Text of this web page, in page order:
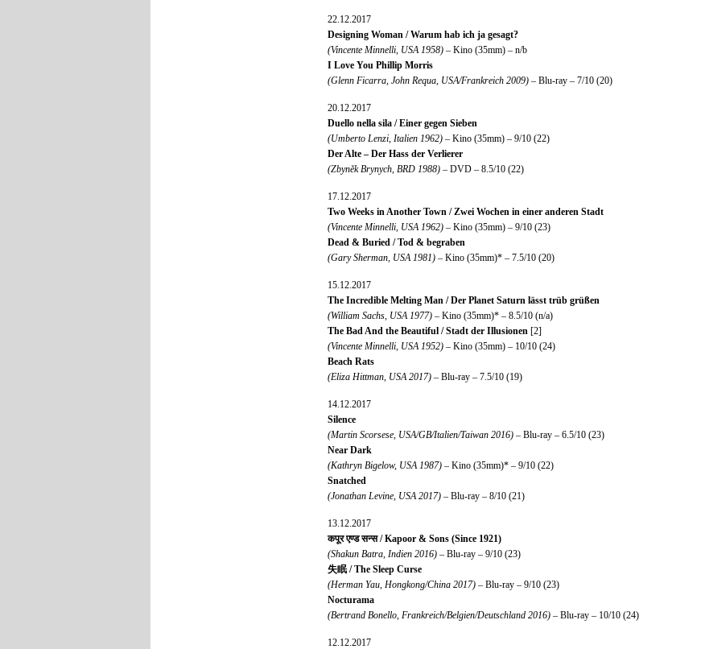
22.12.2017
Designing Woman / Warum hab ich ja gesagt?
(Vincente Minnelli, USA 1958) – Kino (35mm) – n/b
I Love You Phillip Morris
(Glenn Ficarra, John Requa, USA/Frankreich 2009) – Blu-ray – 7/10 (20)
20.12.2017
Duello nella sila / Einer gegen Sieben
(Umberto Lenzi, Italien 1962) – Kino (35mm) – 9/10 (22)
Der Alte – Der Hass der Verlierer
(Zbyněk Brynych, BRD 1988) – DVD – 8.5/10 (22)
17.12.2017
Two Weeks in Another Town / Zwei Wochen in einer anderen Stadt
(Vincente Minnelli, USA 1962) – Kino (35mm) – 9/10 (23)
Dead & Buried / Tod & begraben
(Gary Sherman, USA 1981) – Kino (35mm)* – 7.5/10 (20)
15.12.2017
The Incredible Melting Man / Der Planet Saturn lässt trüb grüßen
(William Sachs, USA 1977) – Kino (35mm)* – 8.5/10 (n/a)
The Bad And the Beautiful / Stadt der Illusionen [2]
(Vincente Minnelli, USA 1952) – Kino (35mm) – 10/10 (24)
Beach Rats
(Eliza Hittman, USA 2017) – Blu-ray – 7.5/10 (19)
14.12.2017
Silence
(Martin Scorsese, USA/GB/Italien/Taiwan 2016) – Blu-ray – 6.5/10 (23)
Near Dark
(Kathryn Bigelow, USA 1987) – Kino (35mm)* – 9/10 (22)
Snatched
(Jonathan Levine, USA 2017) – Blu-ray – 8/10 (21)
13.12.2017
कपूर एण्ड सन्स / Kapoor & Sons (Since 1921)
(Shakun Batra, Indien 2016) – Blu-ray – 9/10 (23)
失眠 / The Sleep Curse
(Herman Yau, Hongkong/China 2017) – Blu-ray – 9/10 (23)
Nocturama
(Bertrand Bonello, Frankreich/Belgien/Deutschland 2016) – Blu-ray – 10/10 (24)
12.12.2017